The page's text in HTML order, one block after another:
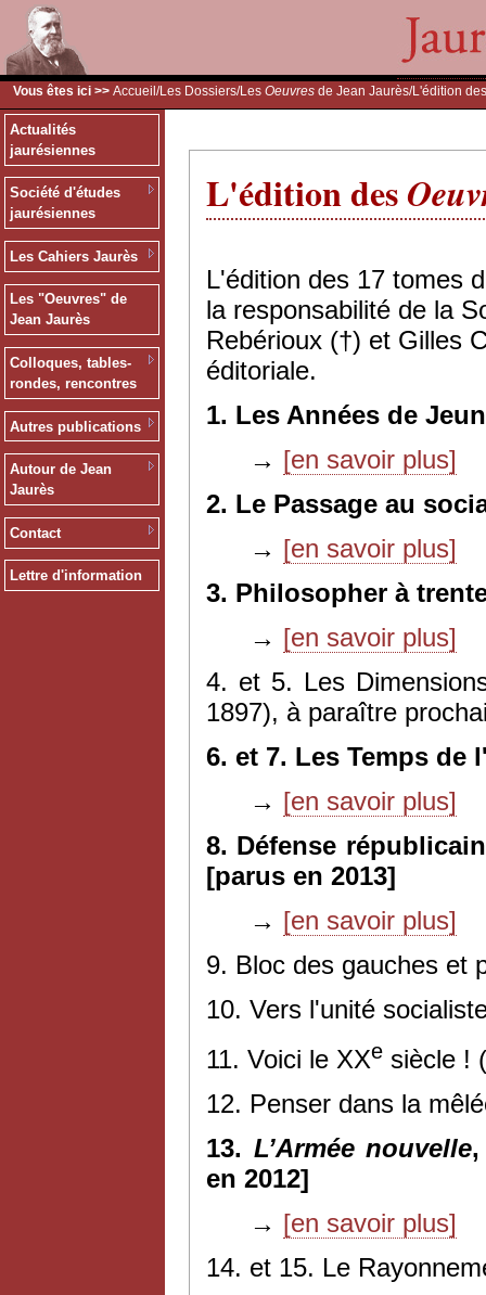
Vous êtes ici >> Accueil /Les Dossiers/Les Oeuvres de Jean Jaurès/L'édition
Actualités
jaurésiennes
Société d'études
jaurésiennes
Les Cahiers Jaurès
Les "Oeuvres" de
Jean Jaurès
Colloques, tables-
rondes, rencontres
Autres publications
Autour de Jean
Jaurès
Contact
Lettre d'information
L'édition des
L'édition des 17 tomes
la responsabilité de la
Rebérioux (†) et Gilles
éditoriale.
1. Les Années de
→ [en savoir plus]
2. Le Passage au
→ [en savoir plus]
3. Philosopher à
→ [en savoir plus]
4. et 5. Les
1897), à paraître
6. et 7. Les Temps de
→ [en savoir plus]
8. Défense
[parus en 2013]
→ [en savoir plus]
9. Bloc des gauches et
10. Vers l'unité
11. Voici le XXe siècle !
12. Penser dans la
13. L’Armée nouvelle
en 2012]
→ [en savoir plus]
14. et 15. Le